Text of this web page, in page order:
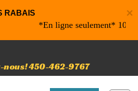
×
RABAIS
*En ligne seulement* 10% de
nous! 450-462-9767